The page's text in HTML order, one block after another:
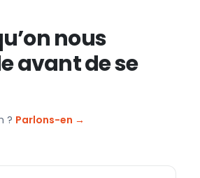
nous
avant de se
? Parlons-en →